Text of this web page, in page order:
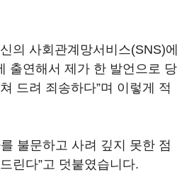
의 사회관계망서비스(SNS)에
출연해서 제가 한 발언으로 당
드려 죄송하다”며 이렇게 적
불문하고 사려 깊지 못한 점
린다”고 덧붙였습니다.